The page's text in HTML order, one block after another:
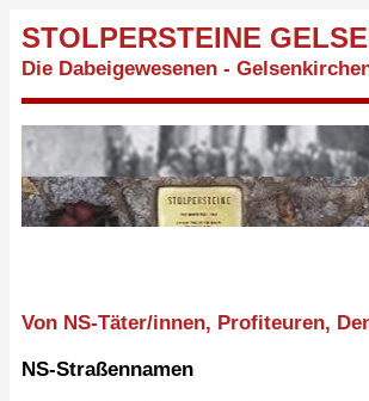
STOLPERSTEINE
Die Dabeigewesenen -
Von NS-Täter/innen, Profiteuren,
NS-Straßennamen